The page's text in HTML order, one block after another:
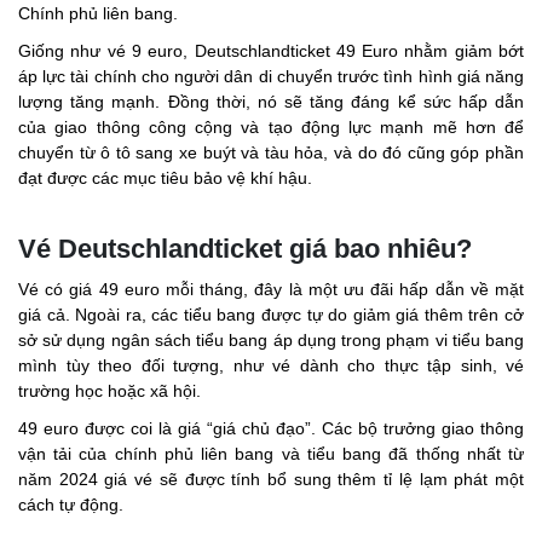
Chính phủ liên bang.
Giống như vé 9 euro, Deutschlandticket 49 Euro nhằm giảm bớt
áp lực tài chính cho người dân di chuyển trước tình hình giá năng
lượng tăng mạnh. Đồng thời, nó sẽ tăng đáng kể sức hấp dẫn
của giao thông công cộng và tạo động lực mạnh mẽ hơn để
chuyển từ ô tô sang xe buýt và tàu hỏa, và do đó cũng góp phần
đạt được các mục tiêu bảo vệ khí hậu.
Vé Deutschlandticket giá bao nhiêu?
Vé có giá 49 euro mỗi tháng, đây là một ưu đãi hấp dẫn về mặt
giá cả. Ngoài ra, các tiểu bang được tự do giảm giá thêm trên cở
sở sử dụng ngân sách tiểu bang áp dụng trong phạm vi tiểu bang
mình tùy theo đối tượng, như vé dành cho thực tập sinh, vé
trường học hoặc xã hội.
49 euro được coi là giá “giá chủ đạo”. Các bộ trưởng giao thông
vận tải của chính phủ liên bang và tiểu bang đã thống nhất từ
năm 2024 giá vé sẽ được tính bổ sung thêm tỉ lệ lạm phát một
cách tự động.